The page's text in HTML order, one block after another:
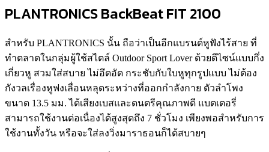
PLANTRONICS BackBeat FIT 2100
สำหรับ PLANTRONICS นั้น ถือว่าเป็นอีกแบรนด์หูฟังไร้สาย ที่
ทำตลาดในกลุ่มผู้ใช้สไตล์ Outdoor Sport Lover ด้วยดีไซน์แบบกึ่ง
เกี่ยวหู สวมใส่สบาย ไม่อึดอัด กระชับกับใบหูทุกรูปแบบ ไม่ต้อง
กังวลเรื่องหูฟงเลื่อนหลุดระหว่างที่ออกกำลังกาย ตัวลำโพง
ขนาด 13.5 มม. ได้เสียงเบสและดนตรีคุณภาพดี แบตเตอรี่
สามารถใช้งานต่อเนื่องได้สูงสุดถึง 7 ชั่วโมง เพียงพอสำหรับการ
ใช้งานทั้งวัน หรือจะใส่ลงวิ่งมาราธอนก็ได้สบายๆ